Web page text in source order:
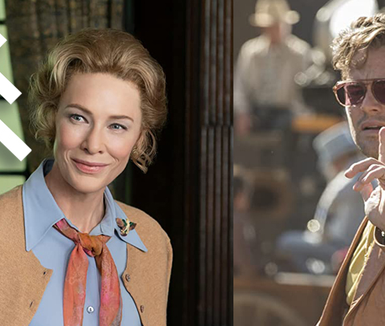
เจรจาสมทบ Cate Blanchett และ Jennifer Lawrence
ชนโลก
อโดยเฉพาะระดับที่เคยได้รางวัลออสการ์ซึ่งเป็นรางวัลยอดเยี่ยมที่สุดของวงการ
จอกัน ก็อดจะทำให้คอหนังตื่นเต้นไม่ได้ รายงานล่าสุดเปิดเผยว่า นักแสดงหนุ่ม
เคยคว้าออสการ์จาก The Revenant (2015) อาจจะกลับมาเข้าชิงรางวัลนี้อีกครั้ง
ม่ Don't Look Up ซึ่งเขาอยู่ระหว่างเจรจามารับบทนำ สมทบกับอีกสองนักแสดง
Cate Blanchett เจ้าของสองรางวัลออสการ์จาก The Aviator (2004)
เธอมาแล้วในเรื่องนี้) และ Blue Jasmine (2013) และออสการ์รุ่นเล็กแต่มาก
ที่เคยคว้ารางวัลออสการ์มาจากเรื่อง Silver Linings Playbook (2012) และ
Hunger Games และ X-Men พวกเขาอาจกอดคอเข้าชิงรางวัลหรือถึงขนาดคว้า
าะผู้กำกับของเรื่องนี้คือ Adam McKay ผู้กำกับที่เคยทำแต่หนังตลกมาในทศวรรษ
หนังเสียดสีตลกร้ายแต่หวังรางวัลได้ด้วยอย่าง The Big Short (2015) ที่ทำให้
าบทภาพยนตร์ดัดแปลงยอดเยี่ยม และยังเข้าชิงอีก…
days ago